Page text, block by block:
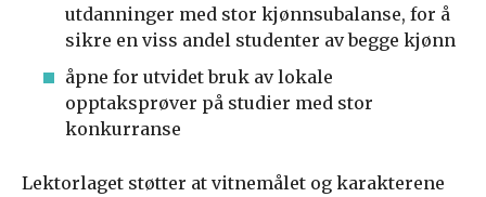
utdanninger med stor kjønnsubalanse, for å
sikre en viss andel studenter av begge kjønn
åpne for utvidet bruk av lokale
opptaksprøver på studier med stor
konkurranse
Lektorlaget støtter at vitnemålet og karakterene